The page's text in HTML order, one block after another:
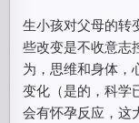
生小孩对父母的转
些改变是不收意志
为，思维和身体，
变化（是的，科学
会有怀孕反应，这